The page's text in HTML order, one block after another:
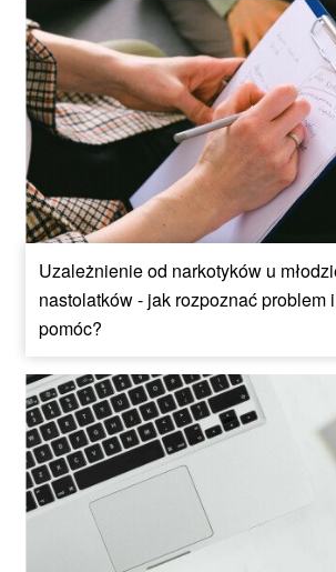
Uzależnienie od narkotyków u
nastolatków - jak rozpoznać problem
pomóc?